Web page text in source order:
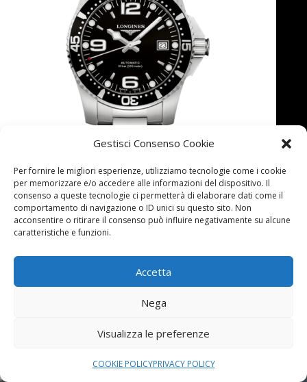
Gestisci Consenso Cookie
Per fornire le migliori esperienze, utilizziamo tecnologie come i cookie
per memorizzare e/o accedere alle informazioni del dispositivo. Il
consenso a queste tecnologie ci permetterà di elaborare dati come il
comportamento di navigazione o ID unici su questo sito. Non
acconsentire o ritirare il consenso può influire negativamente su alcune
caratteristiche e funzioni.
Accetta
Nega
Visualizza le preferenze
COOKIE POLICYPRIVACY POLICY
ShopOn-line